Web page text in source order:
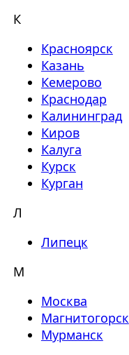
К
Красноярск
Казань
Кемерово
Краснодар
Калининград
Киров
Калуга
Курск
Курган
Л
Липецк
М
Москва
Магнитогорск
Мурманск